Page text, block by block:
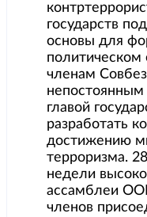
государств
основы для
политическом
членам
непостоянным
главой
разработать
достижению
терроризма.
недели
ассамблеи
членов